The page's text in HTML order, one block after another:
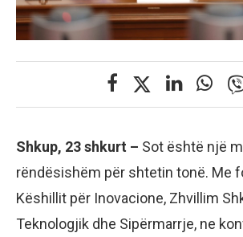
Shkup, 23 shkurt – Sot është një
rëndësishëm për shtetin tonë. Me
Këshillit për Inovacione, Zhvillim
Teknologjik dhe Sipërmarrje, ne